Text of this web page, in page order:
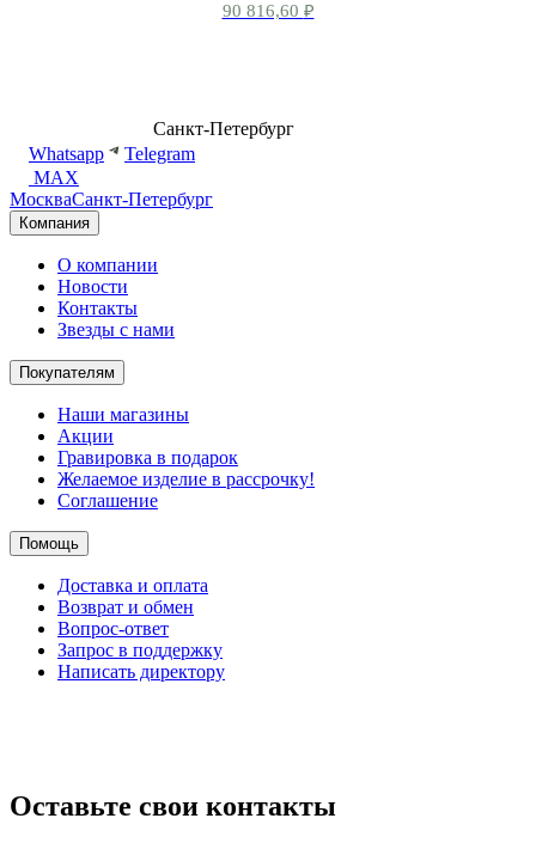
90 816,60 ₽
Санкт-Петербург
Whatsapp
Telegram
MAX
МоскваСанкт-Петербург
Компания
О компании
Новости
Контакты
Звезды с нами
Покупателям
Наши магазины
Акции
Гравировка в подарок
Желаемое изделие в рассрочку!
Соглашение
Помощь
Доставка и оплата
Возврат и обмен
Вопрос-ответ
Запрос в поддержку
Написать директору
Оставьте свои контакты